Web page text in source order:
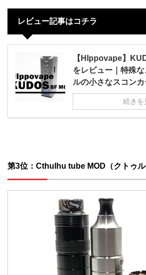
レビュー記事はコチラ
【HIppovape】
をレビュー｜特殊
ルの小さなスコン
続きを
第3位：Cthulhu tube MOD（クトゥル